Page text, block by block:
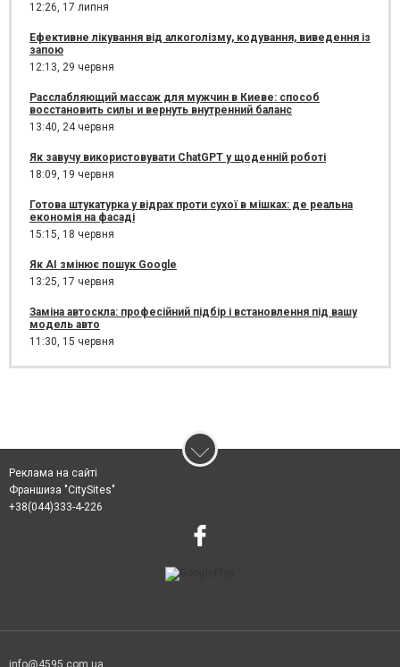
12:26, 17 липня
Ефективне лікування від алкоголізму, кодування, виведення із
запою
12:13, 29 червня
Расслабляющий массаж для мужчин в Киеве: способ
восстановить силы и вернуть внутренний баланс
13:40, 24 червня
Як завучу використовувати ChatGPT у щоденній роботі
18:09, 19 червня
Готова штукатурка у відрах проти сухої в мішках: де реальна
економія на фасаді
15:15, 18 червня
Як AI змінює пошук Google
13:25, 17 червня
Заміна автоскла: професійний підбір і встановлення під вашу
модель авто
11:30, 15 червня
Реклама на сайті
Франшиза "CitySites"
+38(044)333-4-226
info@4595.com.ua